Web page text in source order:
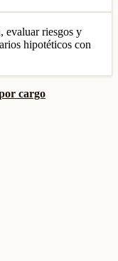
evaluar riesgos y
hipotéticos con
cargo